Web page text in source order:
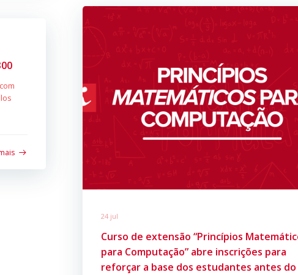
24 jul
Curso de extensão “Princípios
para Computação” abre inscrições para
reforçar a base dos estudantes antes do